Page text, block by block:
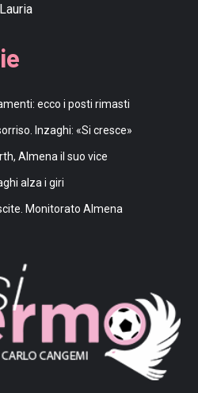
ecco i posti rimasti
Inzaghi: «Si cresce»
Almena il suo vice
alza i giri
Monitorato Almena